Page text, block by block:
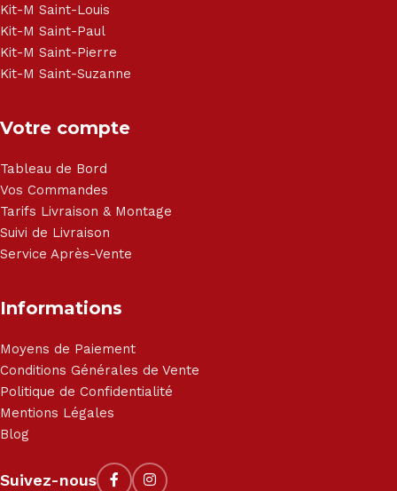
Haier, Sony, Cecotec, Westpoint, Dyson.
Kit-M Saint-Louis
Kit-M Saint-Paul
Kit-M Saint-Pierre
Kit-M Saint-Suzanne
Votre compte
Tableau de Bord
Vos Commandes
Tarifs Livraison & Montage
Suivi de Livraison
Service Après-Vente
Informations
Moyens de Paiement
Conditions Générales de Vente
Politique de Confidentialité
Mentions Légales
Blog
Suivez-nous